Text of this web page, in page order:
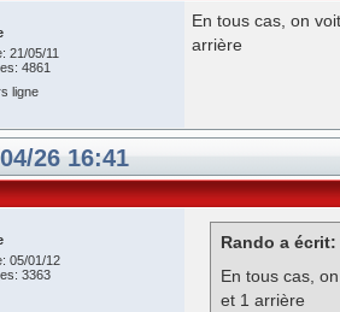
21/05/11
4861
En tous cas, on
arrière
ligne
26 16:41
05/01/12
3363
Rando a écrit:
En tous cas,
et 1 arrière